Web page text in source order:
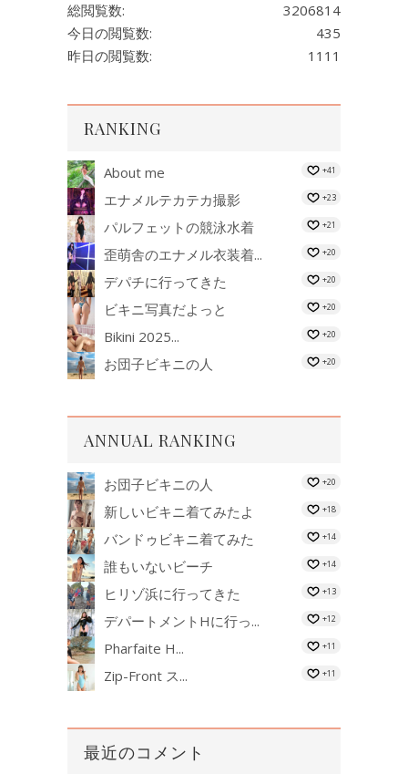
3206814
総閲覧数:
435
今日の閲覧数:
1111
昨日の閲覧数:
RANKING
About me +41
エナメルテカテカ撮影 +23
パルフェットの競泳水着 +21
歪萌舎のエナメル衣装着... +20
デパチに行ってきた +20
ビキニ写真だよっと +20
Bikini 2025... +20
お団子ビキニの人 +20
ANNUAL RANKING
お団子ビキニの人 +20
新しいビキニ着てみたよ +18
バンドゥビキニ着てみた +14
誰もいないビーチ +14
ヒリゾ浜に行ってきた +13
デパートメントHに行っ... +12
Pharfaite H... +11
Zip-Front ス... +11
最近のコメント